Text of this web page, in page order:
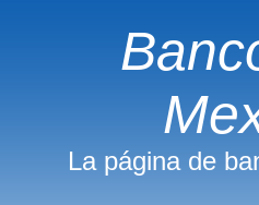
La página de